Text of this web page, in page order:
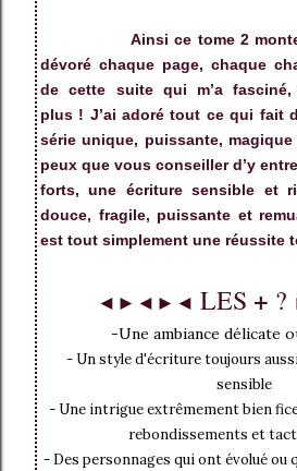
Ainsi ce tome 2
dévoré chaque page, chaque
de cette suite qui m’a
plus ! J’ai adoré tout ce qui fait
série unique, puissante,
peux que vous conseiller d’y
forts, une écriture sensible et
douce, fragile, puissante et
est tout simplement une réussite
◄►◄►◄ LES + ?
-Une ambiance délicate
- Un style d'écriture toujours
sensible
- Une intrigue extrêmement bien
rebondissements et tact
- Des personnages qui ont évolué ou